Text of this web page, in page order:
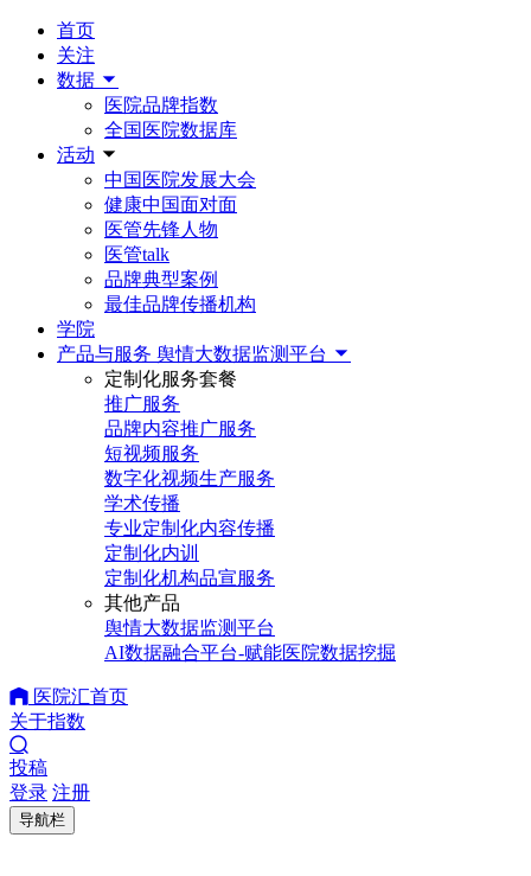
首页
关注
数据
医院品牌指数
全国医院数据库
活动
中国医院发展大会
健康中国面对面
医管先锋人物
医管talk
品牌典型案例
最佳品牌传播机构
学院
产品与服务 舆情大数据监测平台
定制化服务套餐
推广服务
品牌内容推广服务
短视频服务
数字化视频生产服务
学术传播
专业定制化内容传播
定制化内训
定制化机构品宣服务
其他产品
舆情大数据监测平台
AI数据融合平台-赋能医院数据挖掘
医院汇首页
关于指数
投稿
登录 注册
导航栏